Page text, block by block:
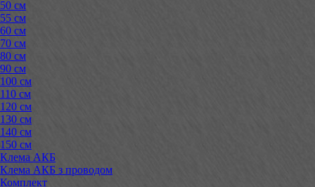
50 см
55 см
60 см
70 см
80 см
90 см
100 см
110 см
120 см
130 см
140 см
150 см
Клема АКБ
Клема АКБ з проводом
Комплект